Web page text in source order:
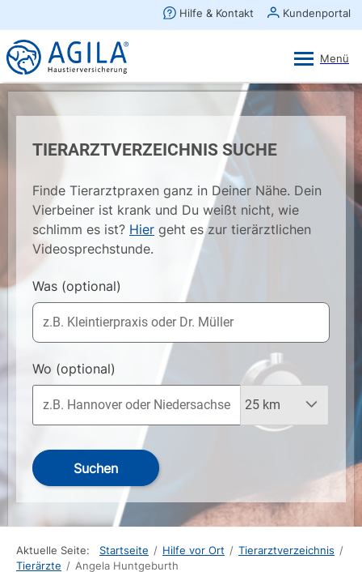
TIERARZTVERZEICHNIS SUCHE
Finde Tierarztpraxen ganz in Deiner Nähe. Dein
Vierbeiner ist krank und Du weißt nicht, wie
schlimm es ist? Hier geht es zur tierärztlichen
Videosprechstunde.
Was (optional)
Wo (optional)
Suchen
Aktuelle Seite: Startseite / Hilfe vor Ort / Tierarztverzeichnis /
Tierärzte / Angela Huntgeburth
×
AGILA Kunden-App
Gratis - Im Play Store laden
Ansehen